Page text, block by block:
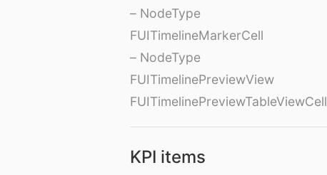
– NodeType
FUITimelineMarkerCell
– NodeType
FUITimelinePreviewView
FUITimelinePreviewTableViewCell
KPI items